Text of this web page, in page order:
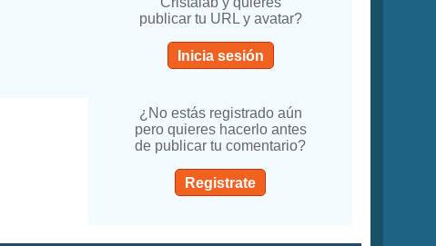
publicar tu URL y avatar?
Inicia sesión
¿No estás registrado aún
pero quieres hacerlo antes
de publicar tu comentario?
Registrate